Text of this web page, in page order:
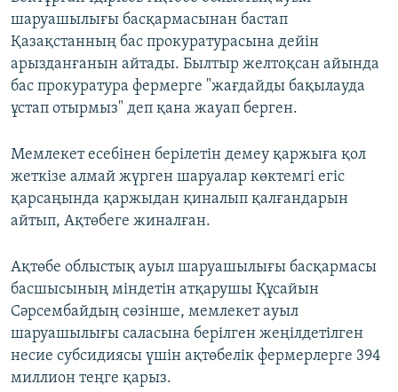
шаруашылығы басқармасынан бастап
Қазақстанның бас прокуратурасына дейін
арызданғанын айтады. Былтыр желтоқсан айында
бас прокуратура фермерге "жағдайды бақылауда
ұстап отырмыз" деп қана жауап берген.
Мемлекет есебінен берілетін демеу қаржыға қол
жеткізе алмай жүрген шаруалар көктемгі егіс
қарсаңында қаржыдан қиналып қалғандарын
айтып, Ақтөбеге жиналған.
Ақтөбе облыстық ауыл шаруашылығы басқармасы
басшысының міндетін атқарушы Құсайын
Сәрсембайдың сөзінше, мемлекет ауыл
шаруашылығы саласына берілген жеңілдетілген
несие субсидиясы үшін ақтөбелік фермерлерге 394
миллион теңге қарыз.